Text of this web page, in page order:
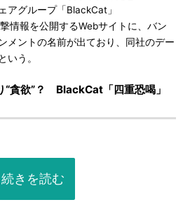
アグループ「BlackCat」
情報を公開するWebサイトに、バン
メントの名前が出ており、同社のデー
いう。
“貪欲”？ BlackCat「四重恐喝」
続きを読む